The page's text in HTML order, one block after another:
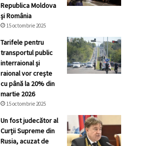
Republica Moldova
și România
15 octombrie 2025
Tarifele pentru
transportul public
interraional și
raional vor crește
cu până la 20% din
martie 2026
15 octombrie 2025
Un fost judecător al
Curții Supreme din
Rusia, acuzat de